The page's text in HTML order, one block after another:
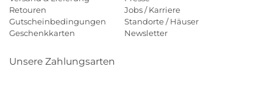
Versand & Lieferung
Retouren
Gutscheinbedingungen
Presse
Jobs / Karriere
Standorte / Häuser
Unsere Zahlungsarten